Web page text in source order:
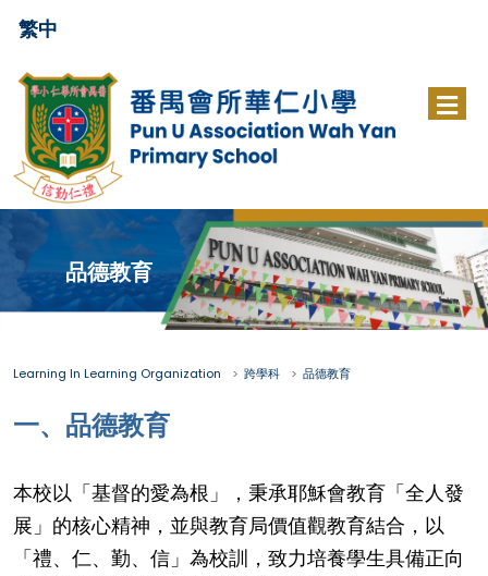
繁中
品德教育
Learning In Learning Organization 跨學科 品德教育
一、品德教育
本校以「基督的愛為根」，秉承耶穌會教育「全人發
展」的核心精神，並與教育局價值觀教育結合，以
「禮、仁、勤、信」為校訓，致力培養學生具備正向